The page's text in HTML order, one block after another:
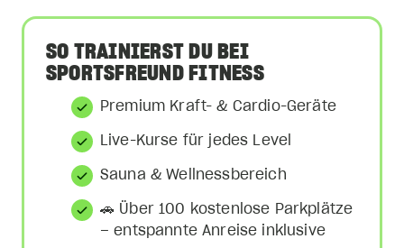
SO TRAINIERST DU BEI
SPORTSFREUND FITNESS
Premium Kraft- & Cardio-Geräte
Live-Kurse für jedes Level
Sauna & Wellnessbereich
🚗 Über 100 kostenlose Parkplätze
– entspannte Anreise inklusive